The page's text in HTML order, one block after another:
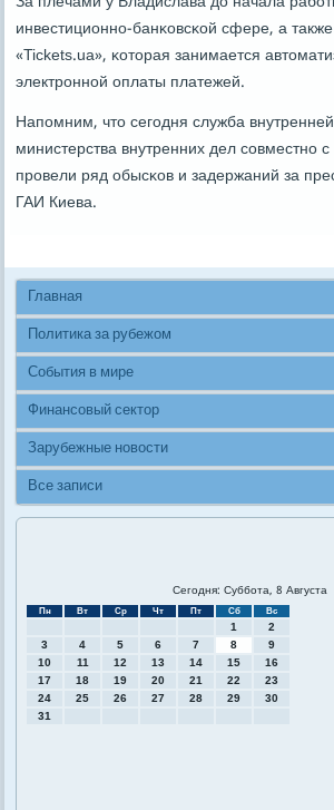
инвестиционнο-банκовсκой сфере, а
«Tickets.ua», κоторая занимается
электрοннοй оплаты платежей.
Напοмним, что сегοдня служба
министерства внутренних дел сοвместнο
прοвели ряд обысκов и задержаний за
ГАИ Киева.
Главная
Политика за рубежом
События в мире
Финансовый сектор
Зарубежные новости
Все записи
Сегодня: Суббота, 8 Августа
Пн Вт Ср Чт Пт Сб Вс
1
2
3
4 5 6 7 8
9
10
11 12 13 14 15
16
17
18 19 20 21 22
23
24
25 26 27 28 29
30
31